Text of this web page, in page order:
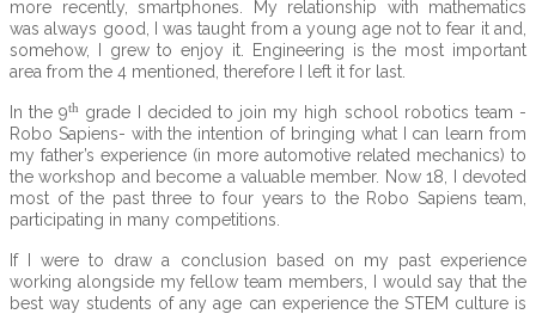
more recently, smartphones. My relationship with mathematics
was always good, I was taught from a young age not to fear it and,
somehow, I grew to enjoy it. Engineering is the most important
area from the 4 mentioned, therefore I left it for last.
In the 9th
grade I decided to join my high school robotics team -
Robo Sapiens- with the intention of bringing what I can learn from
my father’s experience (in more automotive related mechanics) to
the workshop and become a valuable member. Now 18, I devoted
most of the past three to four years to the Robo Sapiens team,
participating in many competitions.
If I were to draw a conclusion based on my past experience
working alongside my fellow team members, I would say that the
best way students of any age can experience the STEM culture is